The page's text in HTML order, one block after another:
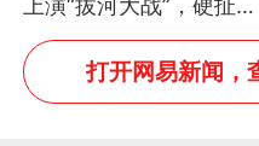
铁棒敲打方才挣脱
打开网易新闻，